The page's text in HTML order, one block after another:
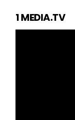
1 MEDIA.TV